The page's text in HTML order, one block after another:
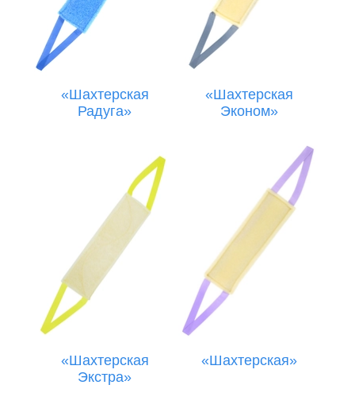
«Шахтерская
Радуга»
«Шахтерская
Эконом»
«Шахтерская
Экстра»
«Шахтерская»